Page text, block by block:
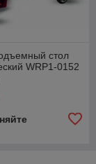
стол
WRP1-0152